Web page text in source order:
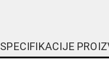
SPECIFIKACIJE